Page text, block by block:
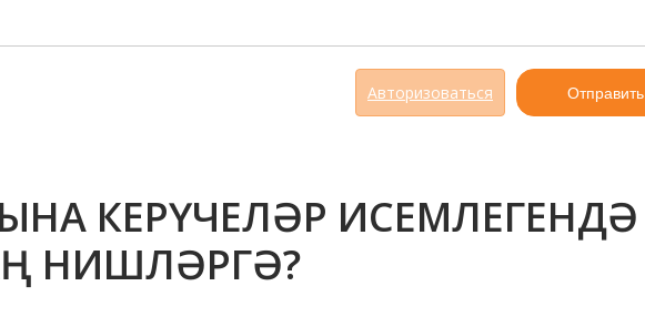
Авторизоваться Отправить
КЕРҮЧЕЛӘР ИСЕМЛЕГЕНДӘ
НИШЛӘРГӘ?